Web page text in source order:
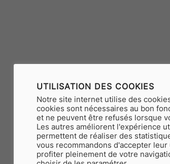
UTILISATION DES COOKIES
Notre site internet utilise des
cookies sont nécessaires au bon
et ne peuvent être refusés lorsque
Les autres améliorent l'expérience
permettent de réaliser des
vous recommandons d'accepter
profiter pleinement de votre